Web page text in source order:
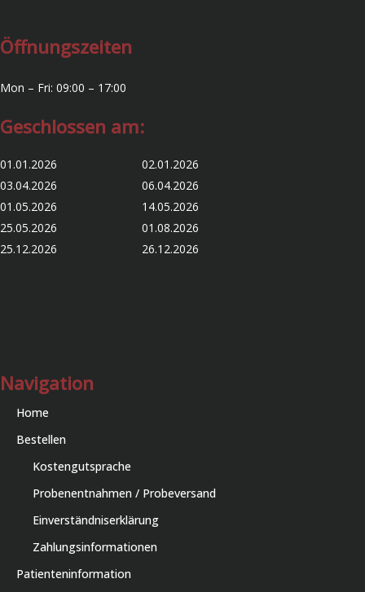
Öffnungszeiten
Mon – Fri: 09:00 – 17:00
Geschlossen am:
01.01.2026 02.01.2026
03.04.2026 06.04.2026
01.05.2026 14.05.2026
25.05.2026 01.08.2026
25.12.2026 26.12.2026
Navigation
Home
Bestellen
Kostengutsprache
Probenentnahmen / Probeversand
Einverständniserklärung
Zahlungsinformationen
Patienteninformation